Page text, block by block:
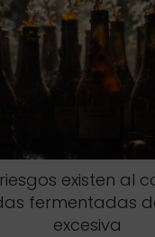
existen al
fermentadas
excesiva